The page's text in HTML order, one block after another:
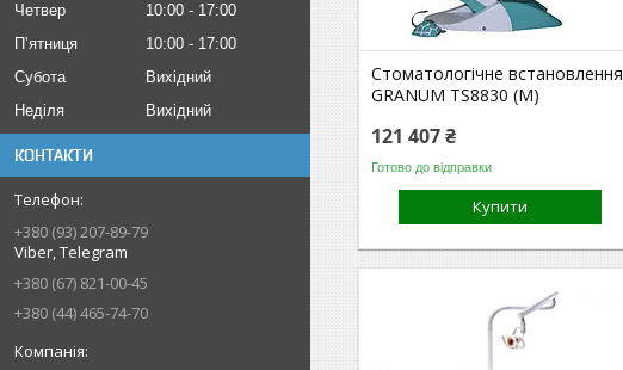
Четвер
10:00
17:00
Пʼятниця
10:00
17:00
Субота
Вихідний
Неділя
Вихідний
КОНТАКТИ
+380 (93) 207-89-79
Viber, Telegram
+380 (67) 821-00-45
+380 (44) 465-74-70
Стоматологічне встановлення
GRANUM TS8830 (M)
121 407 ₴
Готово до відправки
Купити